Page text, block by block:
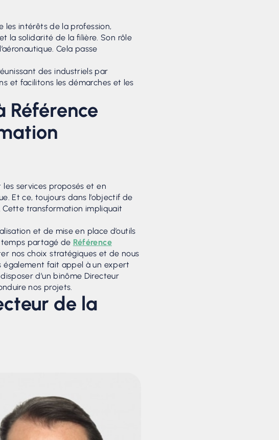
les intérêts de la profession,
la solidarité de la filière. Son rôle
Cela passe
des industriels par
et facilitons les démarches et les
Référence
services proposés et en
Et ce, toujours dans l’objectif de
Cette transformation impliquait
et de mise en place d’outils
temps partagé de Référence
nos choix stratégiques et de nous
également fait appel à un expert
d’un binôme Directeur
nos projets.
de la